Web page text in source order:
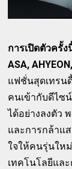
การเปิดตัวครั้ง
ASA,
แฟชั่นสุดเทรน
คนเข้ากับดีไซ
ได้อย่างลงตัว
และการกล้าแ
ใจให้คนรุ่นให
เทคโนโลยีแล